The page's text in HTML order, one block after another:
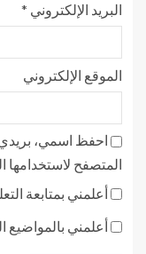
البريد الإلكتروني *
الموقع الإلكتروني
احفظ اسمي، بريدي
المتصفح لاستخدامها
أعلمني بمتابعة
أعلمني بالمواضيع